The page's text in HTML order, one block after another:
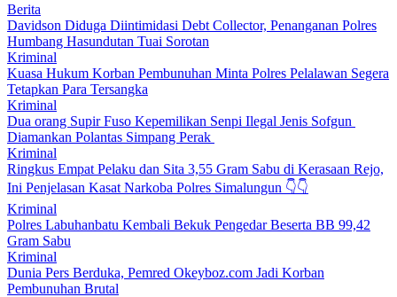
Berita
Davidson Diduga Diintimidasi Debt Collector, Penanganan Polres
Humbang Hasundutan Tuai Sorotan
Kriminal
Kuasa Hukum Korban Pembunuhan Minta Polres Pelalawan Segera
Tetapkan Para Tersangka
Kriminal
Dua orang Supir Fuso Kepemilikan Senpi Ilegal Jenis Sofgun
Diamankan Polantas Simpang Perak
Kriminal
Ringkus Empat Pelaku dan Sita 3,55 Gram Sabu di Kerasaan Rejo,
Ini Penjelasan Kasat Narkoba Polres Simalungun 👇👇
Kriminal
Polres Labuhanbatu Kembali Bekuk Pengedar Beserta BB 99,42
Gram Sabu
Kriminal
Dunia Pers Berduka, Pemred Okeyboz.com Jadi Korban
Pembunuhan Brutal